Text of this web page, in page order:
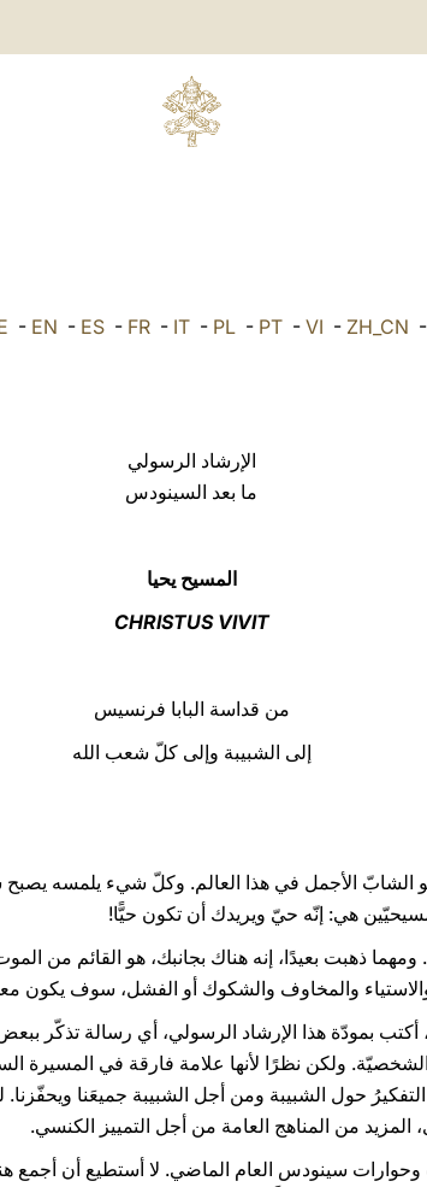
- EN - ES- FR- IT- PL- PT- VI - ZH_CN -
الإرشاد الرسولي
ما بعد السينودس
المسيح يحيا
CHRISTUS VIVIT
من قداسة البابا فرنسيس
إلى الشبيبة وإلى كلّ شعب الله
الأجمل في هذا العالم. وكلّ شيء يلمسه يصبح
هي: إنّه حيّ ويريدك أن تكون حيًّا!
ذهبت بعيدًا، إنه هناك بجانبك، هو القائم من
والمخاوف والشكوك أو الفشل، سوف يكون
بمودّة هذا الإرشاد الرسولي، أي رسالة تذكّر
الشخصيّة. ولكن نظرًا لأنها علامة فارقة في المسيرة
حول الشبيبة ومن أجل الشبيبة جميعَنا
من المناهج العامة من أجل التمييز الكنسي.
سينودس العام الماضي. لا أستطيع أن أجمع هنا